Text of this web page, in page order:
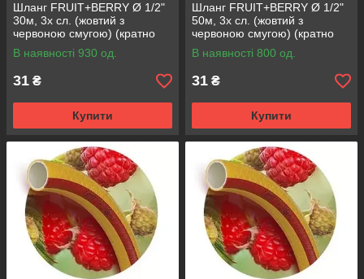
Шланг FRUIT+BERRY Ø 1/2"
30м, 3х сл. (жовтий з
червоною смугою) (кратно
30м) {30}
В наявності 930 од.
31 ₴
Купити
Шланг FRUIT+BERRY Ø 1/2"
50м, 3х сл. (жовтий з
червоною смугою) (кратно
50м) {50}
В наявності 800 од.
31 ₴
Купити